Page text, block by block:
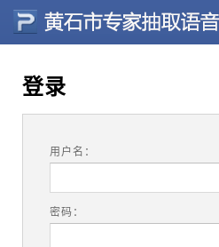
登录
用户名：
密码：